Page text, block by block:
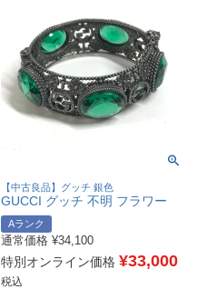
【中古良品】グッチ 銀色
GUCCI グッチ 不明 フラワー
バングル インターロッキングG
ストーン ビジュー ブレスレッ
ト アクセサリー ジュエリー バ
ングル SV925 ユニセックス シ
ルバー 【中古】
Aランク
通常価格 ¥34,100
特別オンライン価格 ¥33,000
税込